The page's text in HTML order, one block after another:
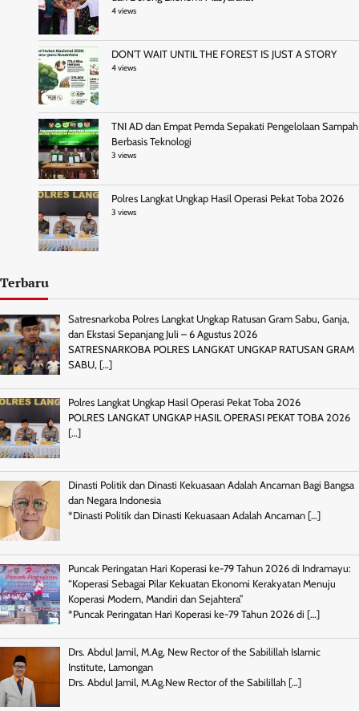
4 views
DON’T WAIT UNTIL THE FOREST IS JUST A STORY
4 views
TNI AD dan Empat Pemda Sepakati Pengelolaan Sampah
Berbasis Teknologi
3 views
Polres Langkat Ungkap Hasil Operasi Pekat Toba 2026
3 views
Terbaru
Satresnarkoba Polres Langkat Ungkap Ratusan Gram Sabu, Ganja,
dan Ekstasi Sepanjang Juli – 6 Agustus 2026
SATRESNARKOBA POLRES LANGKAT UNGKAP RATUSAN GRAM
SABU, […]
Polres Langkat Ungkap Hasil Operasi Pekat Toba 2026
POLRES LANGKAT UNGKAP HASIL OPERASI PEKAT TOBA 2026
[…]
Dinasti Politik dan Dinasti Kekuasaan Adalah Ancaman Bagi Bangsa
dan Negara Indonesia
*Dinasti Politik dan Dinasti Kekuasaan Adalah Ancaman […]
Puncak Peringatan Hari Koperasi ke-79 Tahun 2026 di Indramayu:
“Koperasi Sebagai Pilar Kekuatan Ekonomi Kerakyatan Menuju
Koperasi Modern, Mandiri dan Sejahtera”
*Puncak Peringatan Hari Koperasi ke-79 Tahun 2026 di […]
Drs. Abdul Jamil, M.Ag, New Rector of the Sabilillah Islamic
Institute, Lamongan
Drs. Abdul Jamil, M.Ag.New Rector of the Sabilillah […]